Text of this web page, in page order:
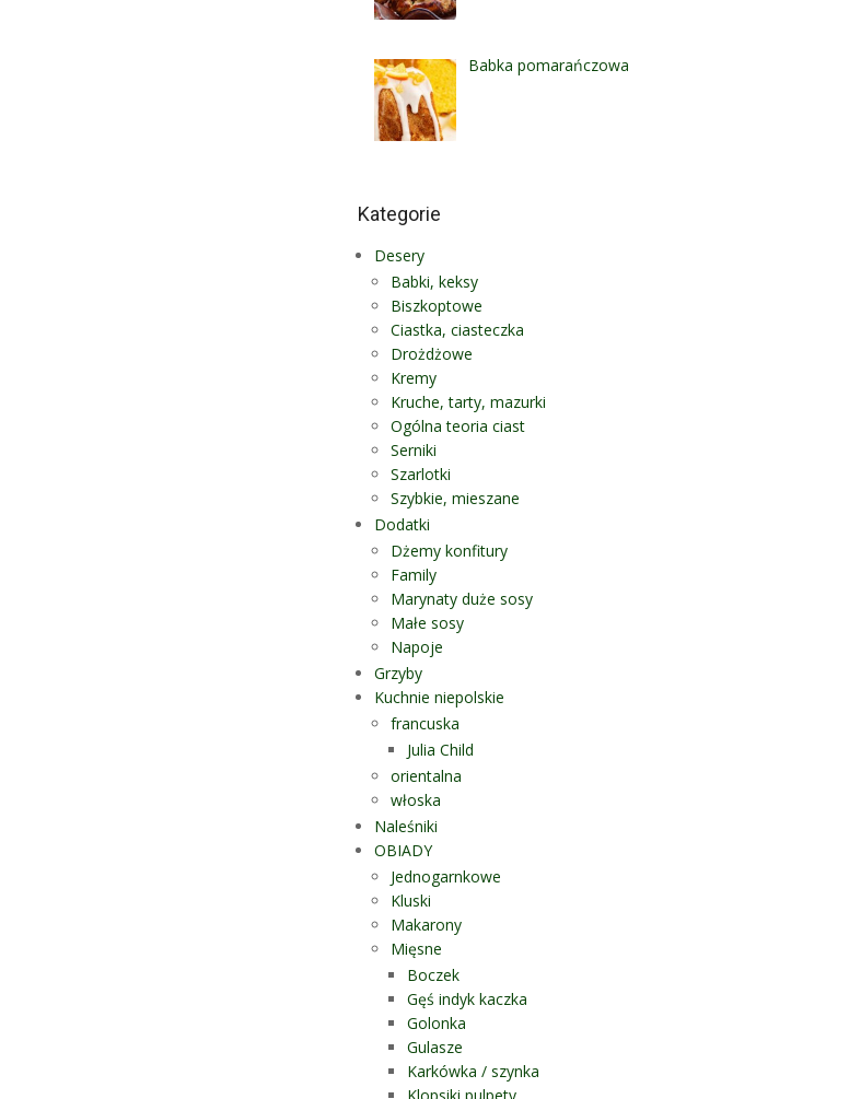
Babka pomarańczowa
Kategorie
Desery
Babki, keksy
Biszkoptowe
Ciastka, ciasteczka
Drożdżowe
Kremy
Kruche, tarty, mazurki
Ogólna teoria ciast
Serniki
Szarlotki
Szybkie, mieszane
Dodatki
Dżemy konfitury
Family
Marynaty duże sosy
Małe sosy
Napoje
Grzyby
Kuchnie niepolskie
francuska
Julia Child
orientalna
włoska
Naleśniki
OBIADY
Jednogarnkowe
Kluski
Makarony
Mięsne
Boczek
Gęś indyk kaczka
Golonka
Gulasze
Karkówka / szynka